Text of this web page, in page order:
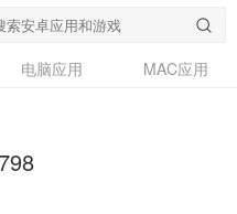
电脑应用
MAC应用